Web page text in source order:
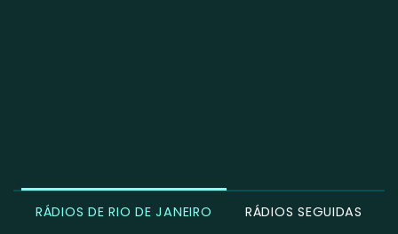
RÁDIOS DE RIO DE JANEIRO RÁDIOS SEGUIDAS